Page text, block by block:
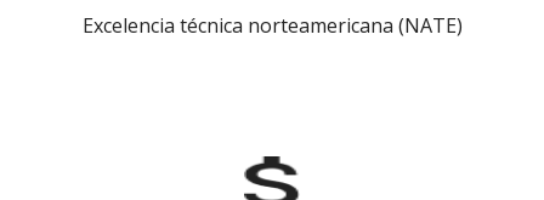
Excelencia técnica norteamericana (NATE)